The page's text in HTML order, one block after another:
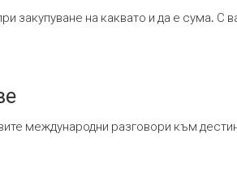
закупуване на каквато и да е сума.
международни разговори към